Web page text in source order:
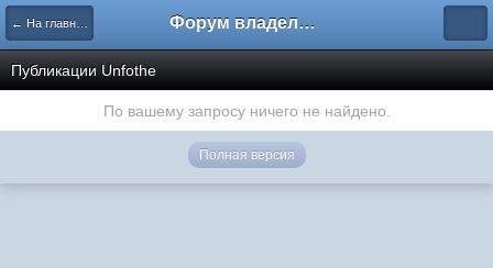
← На главную Форум владельцев интернет-магазинов
Публикации Unfothe
По вашему запросу ничего не найдено.
Полная версия